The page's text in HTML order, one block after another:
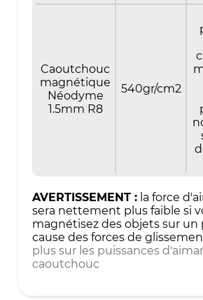
Caoutchouc
magnétique
Néodyme
1.5mm R8
540gr/cm2
AVERTISSEMENT : la force
sera nettement plus faible si
magnétisez des objets sur un
cause des forces de
plus sur les puissances
caoutchouc